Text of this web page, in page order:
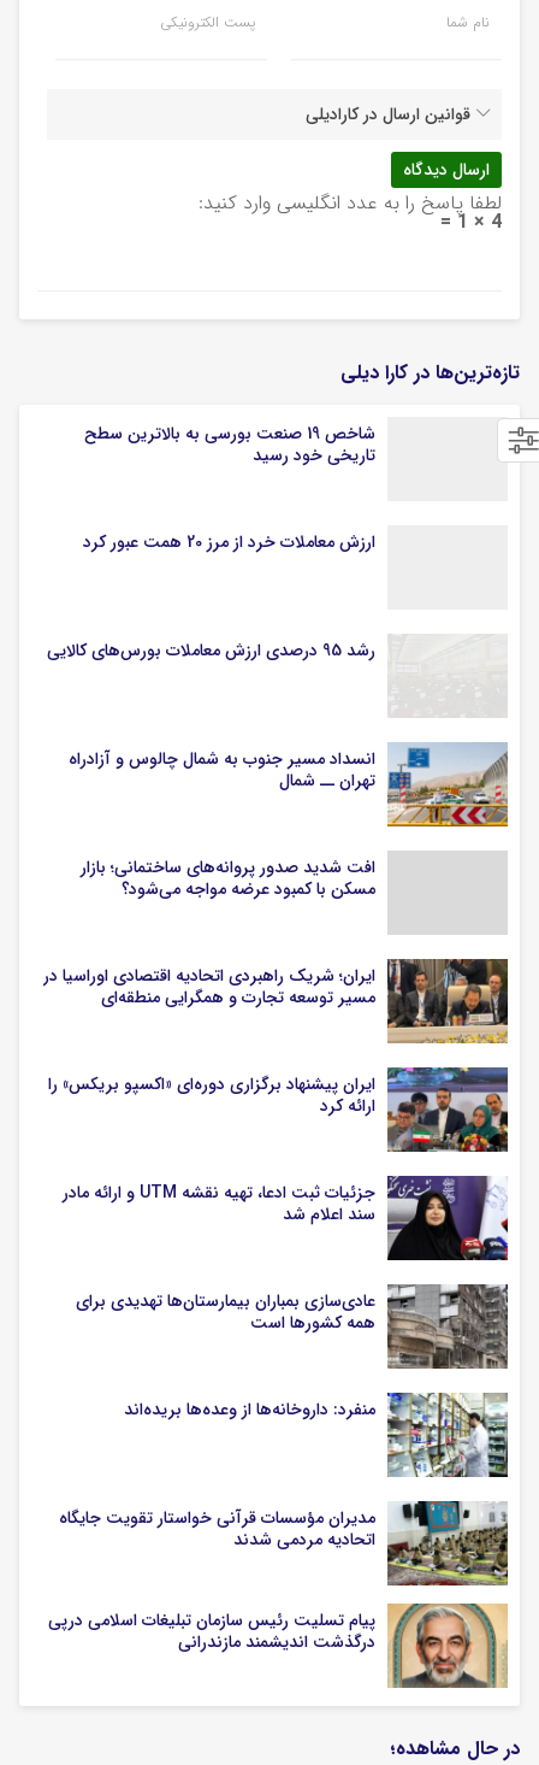
نام شما پست الکترونیکی
قوانین ارسال در کارادیلی
لطفا پاسخ را به عدد انگلیسی وارد کنید:
4 × 1 =
تازه‌ترین‌ها در کارا دیلی
شاخص 19 صنعت بورسی به بالاترین سطح
تاریخی خود رسید
ارزش معاملات خرد از مرز 20 همت عبور کرد
رشد 95 درصدی ارزش معاملات بورس‌های کالایی
انسداد مسیر جنوب به شمال چالوس و آزادراه
تهران ــ شمال
افت شدید صدور پروانه‌های ساختمانی؛ بازار
مسکن با کمبود عرضه مواجه می‌شود؟
ایران؛ شریک راهبردی اتحادیه اقتصادی اوراسیا در
مسیر توسعه تجارت و همگرایی منطقه‌ای
ایران پیشنهاد برگزاری دوره‌ای «اکسپو بریکس» را
ارائه کرد
جزئیات ثبت ادعا، تهیه نقشه UTM و ارائه مادر
سند اعلام شد
عادی‌سازی بمباران بیمارستان‌ها تهدیدی برای
همه کشورها است
منفرد: داروخانه‌ها از وعده‌ها بریده‌اند
مدیران مؤسسات قرآنی خواستار تقویت جایگاه
اتحادیه‌ مردمی شدند
پیام تسلیت رئیس سازمان تبلیغات اسلامی درپی
درگذشت اندیشمند مازندرانی
در حال مشاهده؛